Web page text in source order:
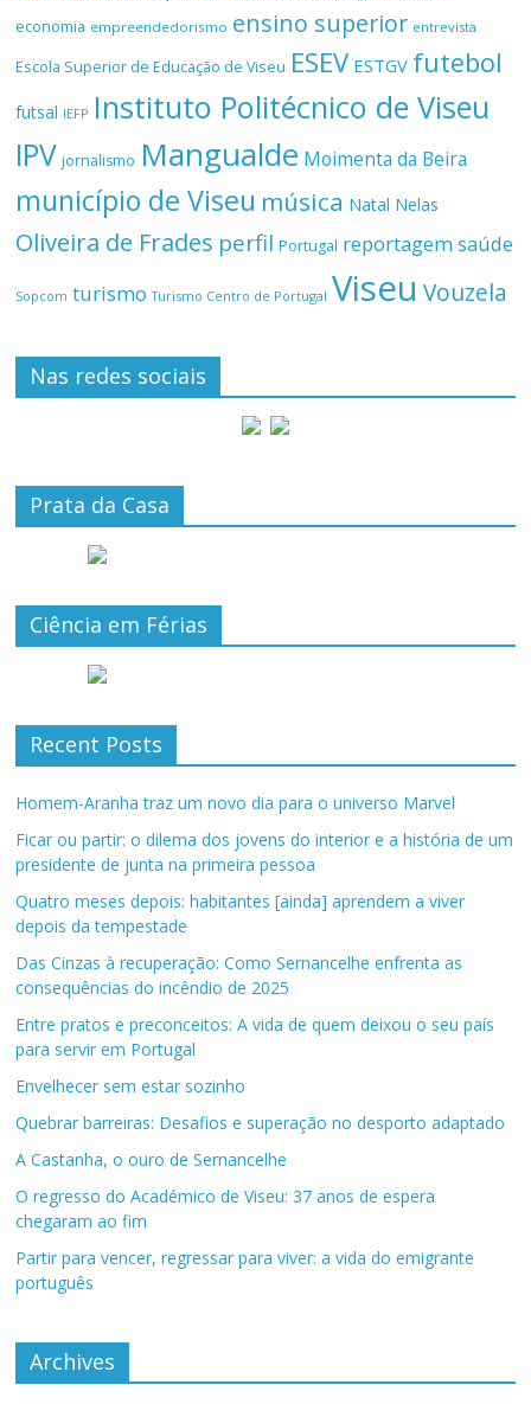
economia empreendedorismo ensino superior entrevista
Escola Superior de Educação de Viseu ESEV ESTGV futebol
futsal IEFP Instituto Politécnico de Viseu
IPV jornalismo Mangualde Moimenta da Beira
município de Viseu música Natal Nelas
Oliveira de Frades perfil Portugal reportagemsaúde
Sopcom turismo Turismo Centro de Portugal Viseu Vouzela
Nas redes sociais
Prata da Casa
Ciência em Férias
Recent Posts
Homem-Aranha traz um novo dia para o universo Marvel
Ficar ou partir: o dilema dos jovens do interior e a história de um
presidente de junta na primeira pessoa
Quatro meses depois: habitantes [ainda] aprendem a viver
depois da tempestade
Das Cinzas à recuperação: Como Sernancelhe enfrenta as
consequências do incêndio de 2025
Entre pratos e preconceitos: A vida de quem deixou o seu país
para servir em Portugal
Envelhecer sem estar sozinho
Quebrar barreiras: Desafios e superação no desporto adaptado
A Castanha, o ouro de Sernancelhe
O regresso do Académico de Viseu: 37 anos de espera
chegaram ao fim
Partir para vencer, regressar para viver: a vida do emigrante
português
Archives